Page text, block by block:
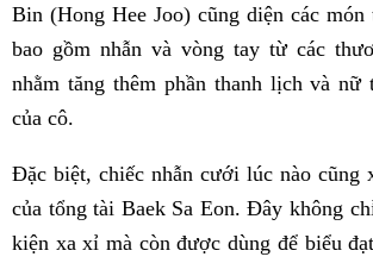
Bin (Hong Hee Joo) cũng diện các món
bao gồm nhẫn và vòng tay từ các
nhằm tăng thêm phần thanh lịch và nữ
của cô.
Đặc biệt, chiếc nhẫn cưới lúc nào cũng
của tổng tài Baek Sa Eon. Đây không
kiện xa xỉ mà còn được dùng để biểu